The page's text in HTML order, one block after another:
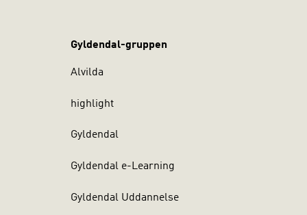
Gyldendal-gruppen
Alvilda
highlight
Gyldendal
Gyldendal e-Learning
Gyldendal Uddannelse